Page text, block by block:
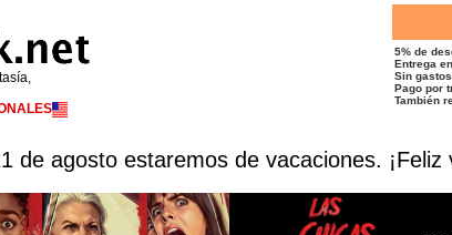
5% de
Entrega
Sin
Pago por
También
de agosto estaremos de vacaciones. ¡Feliz